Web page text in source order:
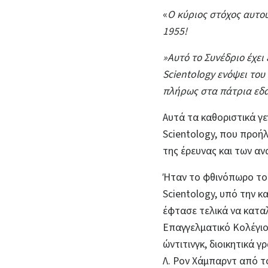
«Ο κύριος στόχος
1955!
»Αυτό το Συνέδριο
Scientology ενόψει
πλήρως στα πάτρια
Αυτά τα καθοριστικά
Scientology, που
της έρευνας και των
Ήταν το φθινόπωρο
Scientology, υπό την
έφτασε τελικά να
Επαγγελματικό
ώντιτινγκ,
Λ. Ρον Χάμπαρντ από